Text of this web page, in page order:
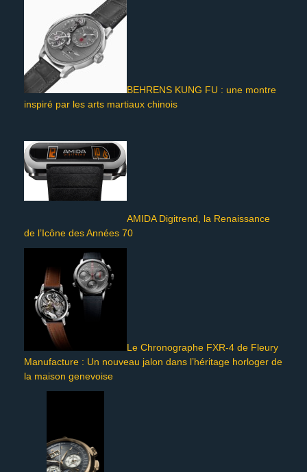
BEHRENS KUNG FU : une montre
inspiré par les arts martiaux chinois
AMIDA Digitrend, la Renaissance
de l’Icône des Années 70
Le Chronographe FXR-4 de Fleury
Manufacture : Un nouveau jalon dans l’héritage horloger de
la maison genevoise